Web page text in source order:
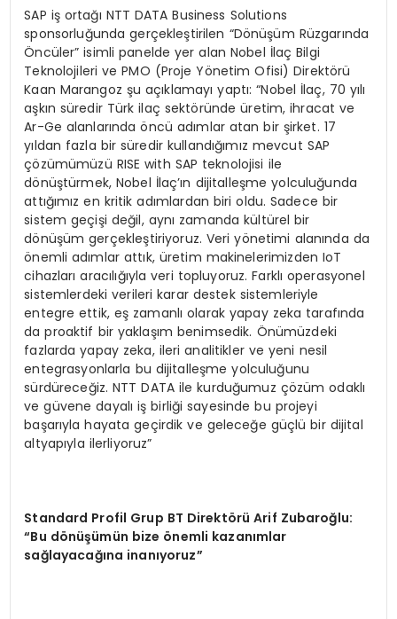
SAP iş ortağı NTT DATA Business Solutions
sponsorluğunda gerçekleştirilen “Dönüşüm Rüzgarında
Öncüler” isimli panelde yer alan Nobel İlaç Bilgi
Teknolojileri ve PMO (Proje Yönetim Ofisi) Direktörü
Kaan Marangoz şu açıklamayı yaptı: “Nobel İlaç, 70 yılı
aşkın süredir Türk ilaç sektöründe üretim, ihracat ve
Ar-Ge alanlarında öncü adımlar atan bir şirket. 17
yıldan fazla bir süredir kullandığımız mevcut SAP
çözümümüzü RISE with SAP teknolojisi ile
dönüştürmek, Nobel İlaç’ın dijitalleşme yolculuğunda
attığımız en kritik adımlardan biri oldu. Sadece bir
sistem geçişi değil, aynı zamanda kültürel bir
dönüşüm gerçekleştiriyoruz. Veri yönetimi alanında da
önemli adımlar attık, üretim makinelerimizden IoT
cihazları aracılığıyla veri topluyoruz. Farklı operasyonel
sistemlerdeki verileri karar destek sistemleriyle
entegre ettik, eş zamanlı olarak yapay zeka tarafında
da proaktif bir yaklaşım benimsedik. Önümüzdeki
fazlarda yapay zeka, ileri analitikler ve yeni nesil
entegrasyonlarla bu dijitalleşme yolculuğunu
sürdüreceğiz. NTT DATA ile kurduğumuz çözüm odaklı
ve güvene dayalı iş birliği sayesinde bu projeyi
başarıyla hayata geçirdik ve geleceğe güçlü bir dijital
altyapıyla ilerliyoruz”
Standard Profil Grup BT Direktörü Arif Zubaroğlu:
“Bu dönüşümün bize önemli kazanımlar
sağlayacağına inanıyoruz”